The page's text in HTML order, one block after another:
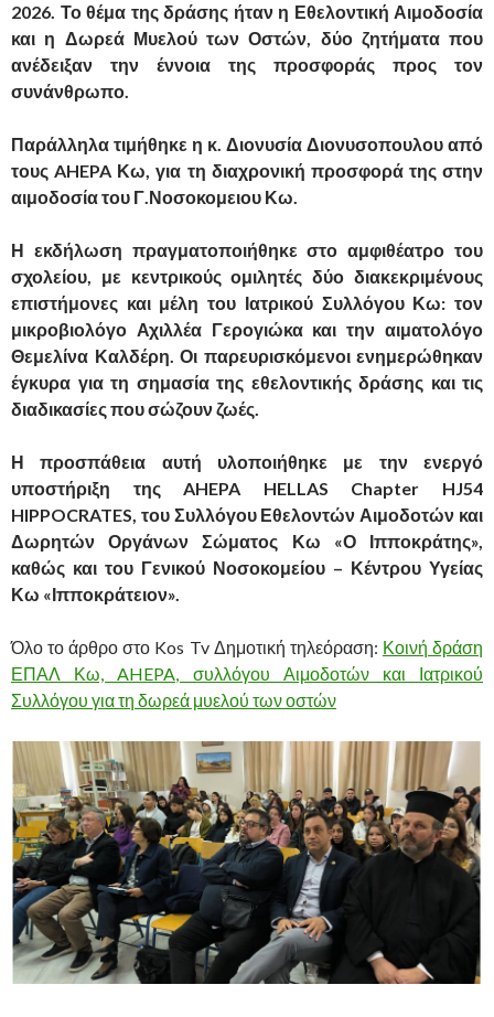
2026. Το θέμα της δράσης ήταν η Εθελοντική Αιμοδοσία
και η Δωρεά Μυελού των Οστών, δύο ζητήματα που
ανέδειξαν την έννοια της προσφοράς προς τον
συνάνθρωπο.
Παράλληλα τιμήθηκε η κ. Διονυσία Διονυσοπουλου από
τους AHEPA Κω, για τη διαχρονική προσφορά της στην
αιμοδοσία του Γ.Νοσοκομειου Κω.
Η εκδήλωση πραγματοποιήθηκε στο αμφιθέατρο του
σχολείου, με κεντρικούς ομιλητές δύο διακεκριμένους
επιστήμονες και μέλη του Ιατρικού Συλλόγου Κω: τον
μικροβιολόγο Αχιλλέα Γερογιώκα και την αιματολόγο
Θεμελίνα Καλδέρη. Οι παρευρισκόμενοι ενημερώθηκαν
έγκυρα για τη σημασία της εθελοντικής δράσης και τις
διαδικασίες που σώζουν ζωές.
Η προσπάθεια αυτή υλοποιήθηκε με την ενεργό
υποστήριξη της AHEPA HELLAS Chapter HJ54
HIPPOCRATES, του Συλλόγου Εθελοντών Αιμοδοτών και
Δωρητών Οργάνων Σώματος Κω «Ο Ιπποκράτης»,
καθώς και του Γενικού Νοσοκομείου – Κέντρου Υγείας
Κω «Ιπποκράτειον».
Όλο το άρθρο στο Kos Tv Δημοτική τηλεόραση: Κοινή δράση
ΕΠΑΛ Κω, AHEPA, συλλόγου Αιμοδοτών και Ιατρικού
Συλλόγου για τη δωρεά μυελού των οστών